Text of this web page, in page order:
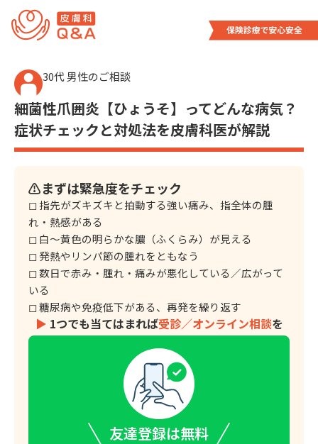
30代 男性のご相談
細菌性爪囲炎【ひょうそ】ってどんな病気？
症状チェックと対処法を皮膚科医が解説
⚠️まずは緊急度をチェック
◻︎ 指先がズキズキと拍動する強い痛み、指全体の腫
れ・熱感がある
◻︎ 白〜黄色の明らかな膿（ふくらみ）が見える
◻︎ 発熱やリンパ節の腫れをともなう
◻︎ 数日で赤み・腫れ・痛みが悪化している／広がって
いる
◻︎ 糖尿病や免疫低下がある、再発を繰り返す
▶︎ 1つでも当てはまれば受診／オンライン相談を
友達登録は無料